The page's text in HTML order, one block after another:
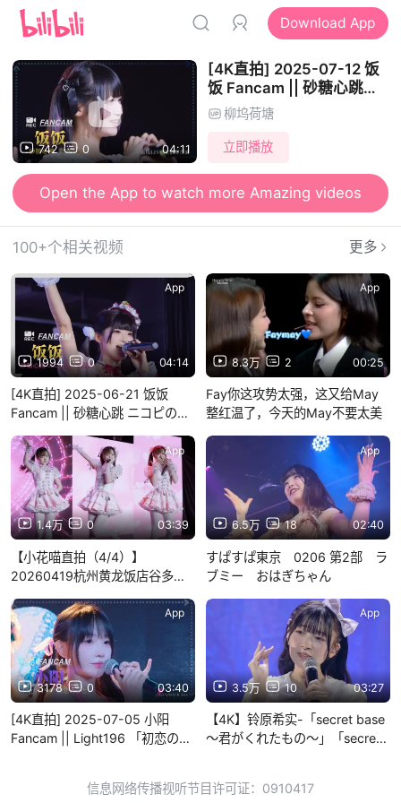
Download App
742 0 04:11
[4K直拍] 2025-07-12 饭
饭 Fancam || 砂糖心跳
「ファンサ」|| 魔境LIVE
星偶界首演
柳坞荷塘
立即播放
Open the App to watch more Amazing videos
100+个相关视频 更多
1994 0 04:14
App
[4K直拍] 2025-06-21 饭饭
Fancam || 砂糖心跳 ニコピの方
演
8.3万 2 00:25
App
Fay你这攻势太强，这又给May
整红温了，今天的May不要太美
1.4万 0 03:39
App
【小花喵直拍（4/4）】
20260419杭州黄龙饭店谷多星
调色稳定
6.5万 18 02:40
App
すぱすぱ東京 0206 第2部 ラ
ブミー おはぎちゃん
3178 0 03:40
App
[4K直拍] 2025-07-05 小阳
Fancam || Light196 「初恋のひ
3.5万 10 03:27
App
【4K】铃原希实-「secret base
～君がくれたもの～」「secret
信息网络传播视听节目许可证：0910417